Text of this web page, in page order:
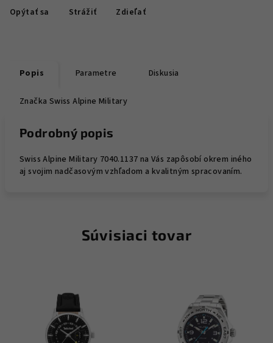
Opýtať sa Strážiť Zdieľať
Popis Parametre Diskusia
Značka Swiss Alpine Military
Podrobný popis
Swiss Alpine Military 7040.1137 na Vás zapôsobí okrem iného
aj svojim nadčasovým vzhľadom a kvalitným spracovaním.
Súvisiaci tovar